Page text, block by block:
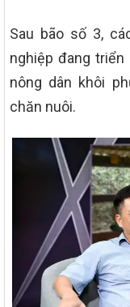
Sau bão số 3,
nghiệp đang
nông dân khôi
chăn nuôi.